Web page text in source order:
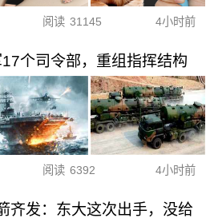
阅读 31145 4小时前
个司令部，重组指挥结构
阅读 6392 4小时前
齐发：东大这次出手，没给